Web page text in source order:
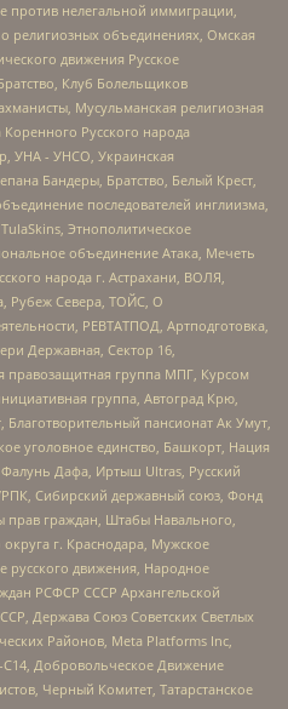
нелегальной иммиграции,
религиозных объединениях, Омская
движения Русское
Клуб Болельщиков
Мусульманская религиозная
Русского народа
УНА - УНСО, Украинская
Бандеры, Братство, Белый Крест,
последователей инглиизма,
Этнополитическое
объединение Атака, Мечеть
народа г. Астрахани, ВОЛЯ,
Рубеж Севера, ТОЙС, О
РЕВТАТПОД, Артподготовка,
Державная, Сектор 16,
группа МПГ, Курсом
группа, Автоград Крю,
Благотворительный пансионат Ак Умут,
уголовное единство, Башкорт, Нация
Дафа, Иртыш Ultras, Русский
Сибирский державный союз, Фонд
граждан, Штабы Навального,
г. Краснодара, Мужское
русского движения, Народное
РСФСР СССР Архангельской
Держава Союз Советских Светлых
Районов, Meta Platforms Inc,
Добровольческое Движение
Черный Комитет, Татарстанское